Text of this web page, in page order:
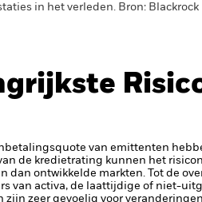
in het verleden. Bron: Blackrock
van emittenten
de kredietrating kunnen het
dan ontwikkelde markten. Tot de
van activa, de laattijdige of niet-
zijn zeer gevoelig voor